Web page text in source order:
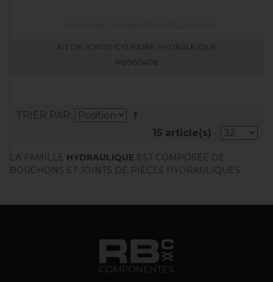
KIT DE JOINTS CYLINDRE HYDRAULIQUE
RB060408
TRIER PAR
15 article(s)
LA FAMILLE HYDRAULIQUE EST COMPOSÉE DE
BOUCHONS ET JOINTS DE PIÈCES HYDRAULIQUES